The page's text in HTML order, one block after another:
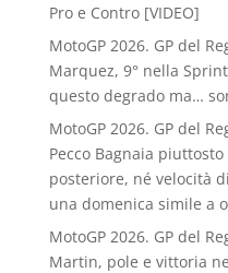
Pro e Contro [VIDEO]
MotoGP 2026. GP del
Marquez, 9° nella
questo degrado ma…
MotoGP 2026. GP del
Pecco Bagnaia
posteriore, né velocità
una domenica simile a
MotoGP 2026. GP del
Martin, pole e vittoria